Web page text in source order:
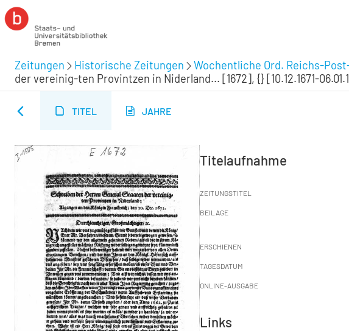
Zeitungen Historische Zeitungen Wochentliche Ord. Reichs-
der vereinig-ten Provintzen in Niderland... [1672], {} [10.12.1671-
TITEL JAHRE
Titelaufnahme
ZEITUNGSTITEL
BEILAGE
ERSCHIENEN
TAGESDATUM
ONLINE-AUSGABE
Links